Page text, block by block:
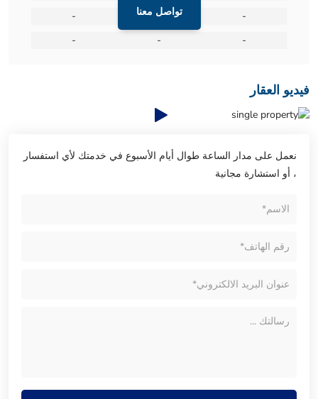
تواصل معنا -
-
-
-
-
-
فيديو العقار
نعمل على مدار الساعة طوال أيام الأسبوع في خدمتك لأي استفسار
، أو استشارة مجانية